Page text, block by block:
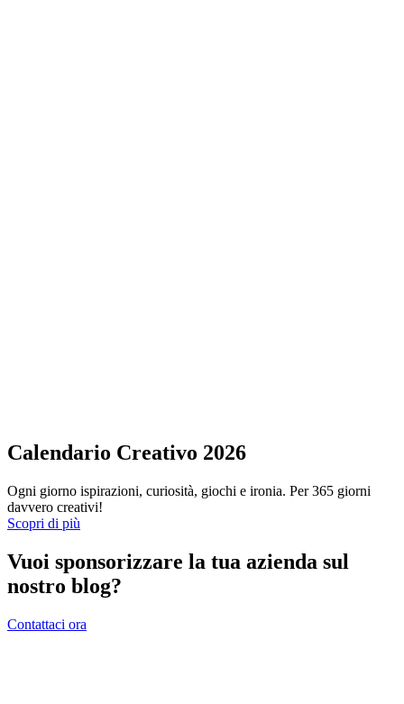
Calendario Creativo 2026
Ogni giorno ispirazioni, curiosità, giochi e ironia. Per 365 giorni
davvero creativi!
Scopri di più
Vuoi sponsorizzare la tua azienda sul
nostro blog?
Contattaci ora